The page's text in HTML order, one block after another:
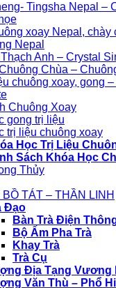
Tingsha Nepal –
xoay Nepal, chày
Nepal
Anh – Crystal
Chùa –
chuông xoay, gong
Chuông Xoay
gong trị liệu
trị liệu chuông xoay
Học Trị Liệu
Sách Khóa Học
Thủy
TÁT – THẦN LINH
Đạo
Bàn Trà Điện
Bộ Ấm Pha Trà
Khay Trà
Trà Cụ
Địa Tạng Vương
Văn Thù – Phổ